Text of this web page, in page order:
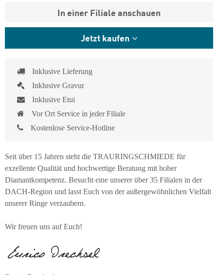
In einer Filiale anschauen
Jetzt kaufen
Inklusive Lieferung
Inklusive Gravur
Inklusive Etui
Vor Ort Service in jeder Filiale
Kostenlose Service-Hotline
Seit über 15 Jahren steht die TRAURINGSCHMIEDE für
exzellente Qualität und hochwertige Beratung mit hoher
Diamantkompetenz. Besucht eine unserer über 35 Filialen in der
DACH-Region und lasst Euch von der außergewöhnlichen Vielfalt
unserer Ringe verzaubern.
Wir freuen uns auf Euch!